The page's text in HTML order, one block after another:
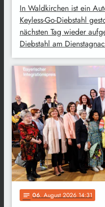
In Waldkirchen ist ein
Keyless-Go-Diebstahl
nächsten Tag wieder
Diebstahl am
notes 06. August 2026 14:31